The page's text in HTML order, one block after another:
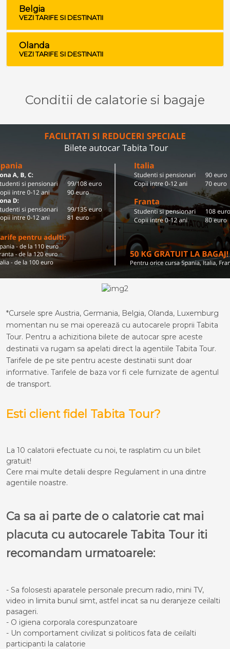
Belgia
VEZI TARIFE SI DESTINATII
Olanda
VEZI TARIFE SI DESTINATII
Conditii de calatorie si bagaje
*Cursele spre Austria, Germania, Belgia, Olanda, Luxemburg
momentan nu se mai operează cu autocarele proprii Tabita
Tour. Pentru a achizitiona bilete de autocar spre aceste
destinatii va rugam sa apelati direct la agentiile Tabita Tour.
Tarifele de pe site pentru aceste destinatii sunt doar
informative. Tarifele de baza vor fi cele furnizate de agentul
de transport.
Esti client fidel Tabita Tour?
La 10 calatorii efectuate cu noi, te rasplatim cu un bilet
gratuit!
Cere mai multe detalii despre Regulament in una dintre
agentiile noastre.
Ca sa ai parte de o calatorie cat mai
placuta cu autocarele Tabita Tour iti
recomandam urmatoarele:
- Sa folosesti aparatele personale precum radio, mini TV,
video in limita bunul simt, astfel incat sa nu deranjeze ceilalti
pasageri.
- O igiena corporala corespunzatoare
- Un comportament civilizat si politicos fata de ceilalti
participanti la calatorie